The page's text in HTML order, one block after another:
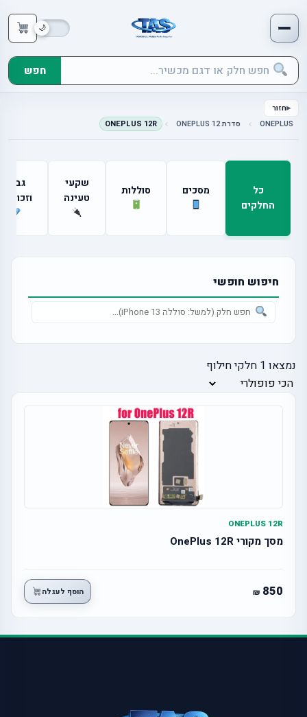
חפש
חזור
ONEPLUS
סדרת ONEPLUS 12 ONEPLUS 12R
כל
החלקים
מסכים סוללות
שקעי
טעינה
גבים
חיפוש חופשי
נמצאו 1 חלקי חילוף
ONEPLUS 12R
מסך מקורי OnePlus 12R
850 הוסף לעגלה